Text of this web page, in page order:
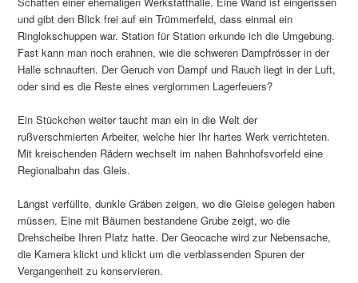
und gibt den Blick frei auf ein Trümmerfeld, dass einmal ein
Ringlokschuppen war. Station für Station erkunde ich die Umgebung.
Fast kann man noch erahnen, wie die schweren Dampfrösser in der
Halle schnauften. Der Geruch von Dampf und Rauch liegt in der Luft,
oder sind es die Reste eines verglommen Lagerfeuers?
Ein Stückchen weiter taucht man ein in die Welt der
rußverschmierten Arbeiter, welche hier Ihr hartes Werk verrichteten.
Mit kreischenden Rädern wechselt im nahen Bahnhofsvorfeld eine
Regionalbahn das Gleis.
Längst verfüllte, dunkle Gräben zeigen, wo die Gleise gelegen haben
müssen. Eine mit Bäumen bestandene Grube zeigt, wo die
Drehscheibe Ihren Platz hatte. Der Geocache wird zur Nebensache,
die Kamera klickt und klickt um die verblassenden Spuren der
Vergangenheit zu konservieren.